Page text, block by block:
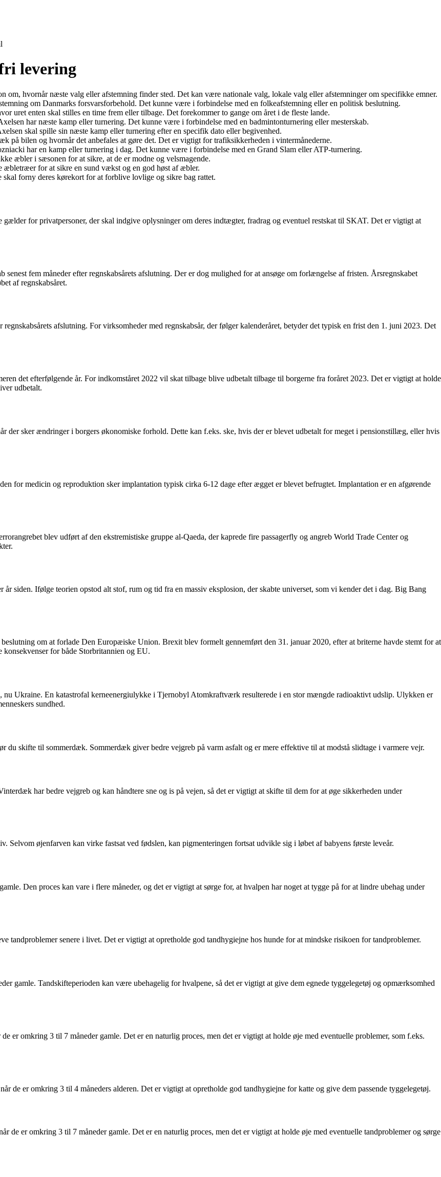
levering
om, hvornår næste valg eller afstemning finder sted. Det kan være nationale valg, lokale valg eller afstemninger om specifikke emner.
om Danmarks forsvarsforbehold. Det kunne være i forbindelse med en folkeafstemning eller en politisk beslutning.
uret enten skal stilles en time frem eller tilbage. Det forekommer to gange om året i de fleste lande.
har næste kamp eller turnering. Det kunne være i forbindelse med en badmintonturnering eller mesterskab.
skal spille sin næste kamp eller turnering efter en specifik dato eller begivenhed.
på bilen og hvornår det anbefales at gøre det. Det er vigtigt for trafiksikkerheden i vintermånederne.
har en kamp eller turnering i dag. Det kunne være i forbindelse med en Grand Slam eller ATP-turnering.
æbler i sæsonen for at sikre, at de er modne og velsmagende.
æbletræer for at sikre en sund vækst og en god høst af æbler.
forny deres kørekort for at forblive lovlige og sikre bag rattet.
gælder for privatpersoner, der skal indgive oplysninger om deres indtægter, fradrag og eventuel restskat til SKAT. Det er vigtigt at
fem måneder efter regnskabsårets afslutning. Der er dog mulighed for at ansøge om forlængelse af fristen. Årsregnskabet
af regnskabsåret.
afslutning. For virksomheder med regnskabsår, der følger kalenderåret, betyder det typisk en frist den 1. juni 2023. Det
det efterfølgende år. For indkomståret 2022 vil skat tilbage blive udbetalt tilbage til borgerne fra foråret 2023. Det er vigtigt at holde
udbetalt.
der sker ændringer i borgers økonomiske forhold. Dette kan f.eks. ske, hvis der er blevet udbetalt for meget i pensionstillæg, eller hvis
for medicin og reproduktion sker implantation typisk cirka 6-12 dage efter ægget er blevet befrugtet. Implantation er en afgørende
blev udført af den ekstremistiske gruppe al-Qaeda, der kaprede fire passagerfly og angreb World Trade Center og
siden. Ifølge teorien opstod alt stof, rum og tid fra en massiv eksplosion, der skabte universet, som vi kender det i dag. Big Bang
om at forlade Den Europæiske Union. Brexit blev formelt gennemført den 31. januar 2020, efter at briterne havde stemt for at
for både Storbritannien og EU.
Ukraine. En katastrofal kerneenergiulykke i Tjernobyl Atomkraftværk resulterede i en stor mængde radioaktivt udslip. Ulykken er
sundhed.
du skifte til sommerdæk. Sommerdæk giver bedre vejgreb på varm asfalt og er mere effektive til at modstå slidtage i varmere vejr.
har bedre vejgreb og kan håndtere sne og is på vejen, så det er vigtigt at skifte til dem for at øge sikkerheden under
Selvom øjenfarven kan virke fastsat ved fødslen, kan pigmenteringen fortsat udvikle sig i løbet af babyens første leveår.
Den proces kan vare i flere måneder, og det er vigtigt at sørge for, at hvalpen har noget at tygge på for at lindre ubehag under
tandproblemer senere i livet. Det er vigtigt at opretholde god tandhygiejne hos hunde for at mindske risikoen for tandproblemer.
gamle. Tandskifteperioden kan være ubehagelig for hvalpene, så det er vigtigt at give dem egnede tyggelegetøj og opmærksomhed
er omkring 3 til 7 måneder gamle. Det er en naturlig proces, men det er vigtigt at holde øje med eventuelle problemer, som f.eks.
de er omkring 3 til 4 måneders alderen. Det er vigtigt at opretholde god tandhygiejne for katte og give dem passende tyggelegetøj.
er omkring 3 til 7 måneder gamle. Det er en naturlig proces, men det er vigtigt at holde øje med eventuelle tandproblemer og sørge